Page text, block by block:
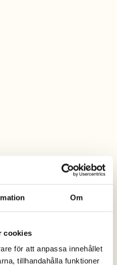
Om
cookies
för att anpassa innehållet
tillhandahålla funktioner